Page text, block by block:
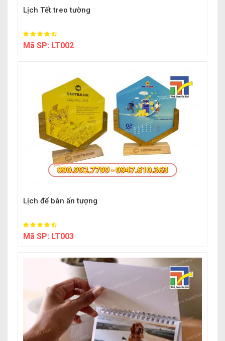
Lịch Tết treo tường
Mã SP: LT002
Lịch để bàn ấn tượng
Mã SP: LT003